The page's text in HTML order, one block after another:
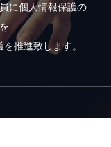
に個人情報保護の
推進致します。